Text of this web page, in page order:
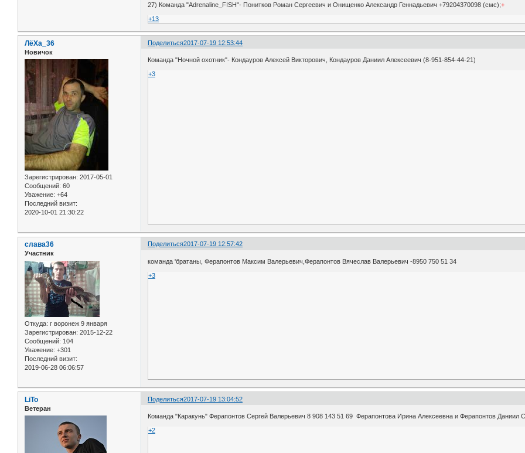
27) Команда "Adrenaline_FISH"- Понитков Роман Сергеевич и Онищенко Александр Геннадьевич +79204370098 (смс);+
+13
Поделиться2017-07-19 12:53:44
ЛёХа_36
Новичок
Зарегистрирован: 2017-05-01
Сообщений: 60
Уважение: +64
Последний визит:
2020-10-01 21:30:22
Команда "Ночной охотник"- Кондауров Алексей Викторович, Кондауров Даниил Алексеевич (8-951-854-44-21)
+3
Поделиться2017-07-19 12:57:42
слава36
Участник
Откуда: г воронеж 9 января
Зарегистрирован: 2015-12-22
Сообщений: 104
Уважение: +301
Последний визит:
2019-06-28 06:06:57
команда 'братаны, Ферапонтов Максим Валерьевич,Ферапонтов Вячеслав Валерьевич -8950 750 51 34
+3
Поделиться2017-07-19 13:04:52
LiTo
Ветеран
Команда "Каракунь" Ферапонтов Сергей Валерьевич 8 908 143 51 69 Ферапонтова Ирина Алексеевна и Ферапонтов Даниил
+2